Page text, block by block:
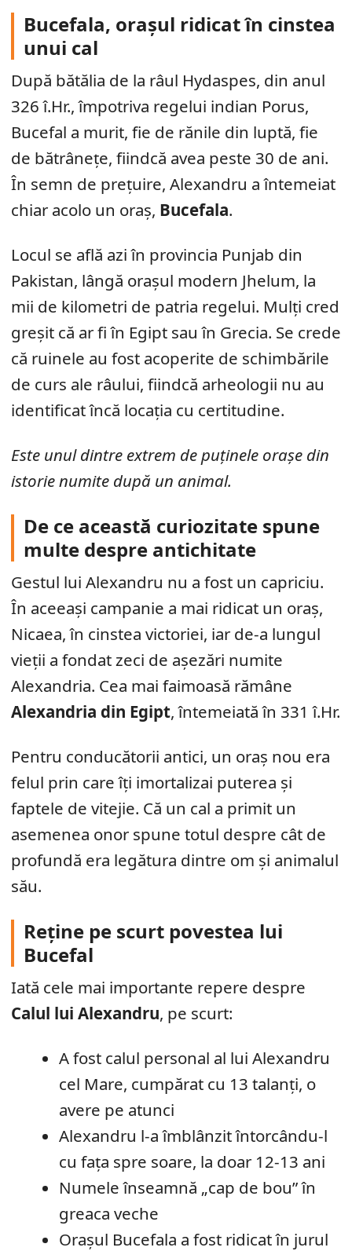
Bucefala, orașul ridicat în cinstea
unui cal
După bătălia de la râul Hydaspes, din anul
326 î.Hr., împotriva regelui indian Porus,
Bucefal a murit, fie de rănile din luptă, fie
de bătrânețe, fiindcă avea peste 30 de ani.
În semn de prețuire, Alexandru a întemeiat
chiar acolo un oraș, Bucefala.
Locul se află azi în provincia Punjab din
Pakistan, lângă orașul modern Jhelum, la
mii de kilometri de patria regelui. Mulți cred
greșit că ar fi în Egipt sau în Grecia. Se crede
că ruinele au fost acoperite de schimbările
de curs ale râului, fiindcă arheologii nu au
identificat încă locația cu certitudine.
Este unul dintre extrem de puținele orașe din
istorie numite după un animal.
De ce această curiozitate spune
multe despre antichitate
Gestul lui Alexandru nu a fost un capriciu.
În aceeași campanie a mai ridicat un oraș,
Nicaea, în cinstea victoriei, iar de-a lungul
vieții a fondat zeci de așezări numite
Alexandria. Cea mai faimoasă rămâne
Alexandria din Egipt, întemeiată în 331 î.Hr.
Pentru conducătorii antici, un oraș nou era
felul prin care îți imortalizai puterea și
faptele de vitejie. Că un cal a primit un
asemenea onor spune totul despre cât de
profundă era legătura dintre om și animalul
său.
Reține pe scurt povestea lui
Bucefal
Iată cele mai importante repere despre
Calul lui Alexandru, pe scurt:
A fost calul personal al lui Alexandru
cel Mare, cumpărat cu 13 talanți, o
avere pe atunci
Alexandru l-a îmblânzit întorcându-l
cu fața spre soare, la doar 12-13 ani
Numele înseamnă „cap de bou” în
greaca veche
Orașul Bucefala a fost ridicat în jurul